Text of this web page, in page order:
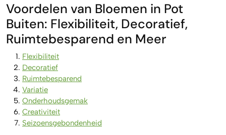
Voordelen van Bloemen in Pot
Buiten: Flexibiliteit, Decoratief,
Ruimtebesparend en Meer
Flexibiliteit
Decoratief
Ruimtebesparend
Variatie
Onderhoudsgemak
Creativiteit
Seizoensgebondenheid